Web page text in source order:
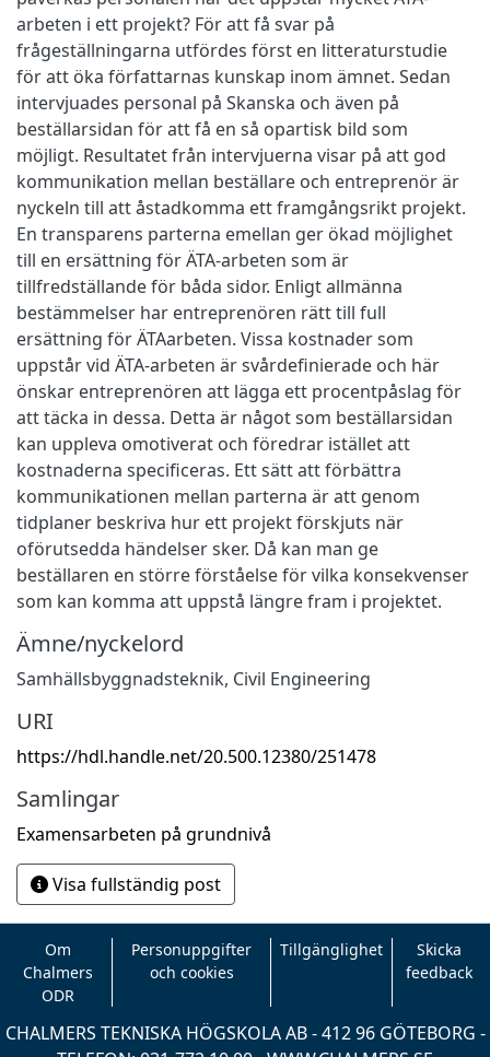
arbeten i ett projekt? För att få svar på
frågeställningarna utfördes först en litteraturstudie
för att öka författarnas kunskap inom ämnet. Sedan
intervjuades personal på Skanska och även på
beställarsidan för att få en så opartisk bild som
möjligt. Resultatet från intervjuerna visar på att god
kommunikation mellan beställare och entreprenör är
nyckeln till att åstadkomma ett framgångsrikt projekt.
En transparens parterna emellan ger ökad möjlighet
till en ersättning för ÄTA-arbeten som är
tillfredställande för båda sidor. Enligt allmänna
bestämmelser har entreprenören rätt till full
ersättning för ÄTAarbeten. Vissa kostnader som
uppstår vid ÄTA-arbeten är svårdefinierade och här
önskar entreprenören att lägga ett procentpåslag för
att täcka in dessa. Detta är något som beställarsidan
kan uppleva omotiverat och föredrar istället att
kostnaderna specificeras. Ett sätt att förbättra
kommunikationen mellan parterna är att genom
tidplaner beskriva hur ett projekt förskjuts när
oförutsedda händelser sker. Då kan man ge
beställaren en större förståelse för vilka konsekvenser
som kan komma att uppstå längre fram i projektet.
Ämne/nyckelord
Samhällsbyggnadsteknik, Civil Engineering
URI
https://hdl.handle.net/20.500.12380/251478
Samlingar
Examensarbeten på grundnivå
Visa fullständig post
Om
Chalmers
ODR
Personuppgifter
och cookies
Tillgänglighet
Skicka
feedback
CHALMERS TEKNISKA HÖGSKOLA AB - 412 96 GÖTEBORG -